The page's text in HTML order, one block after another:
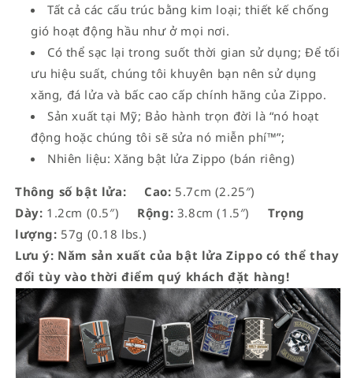
Tất cả các cấu trúc bằng kim loại; thiết kế chống
gió hoạt động hầu như ở mọi nơi.
Có thể sạc lại trong suốt thời gian sử dụng; Để tối
ưu hiệu suất, chúng tôi khuyên bạn nên sử dụng
xăng, đá lửa và bấc cao cấp chính hãng của Zippo.
Sản xuất tại Mỹ; Bảo hành trọn đời là “nó hoạt
động hoặc chúng tôi sẽ sửa nó miễn phí™”;
Nhiên liệu: Xăng bật lửa Zippo (bán riêng)
Thông số bật lửa: Cao: 5.7cm (2.25″)
Dày: 1.2cm (0.5″) Rộng: 3.8cm (1.5″)
Trọng
lượng: 57g (0.18 lbs.)
Lưu ý: Năm sản xuất của bật lửa Zippo có thể thay
đổi tùy vào thời điểm quý khách đặt hàng!